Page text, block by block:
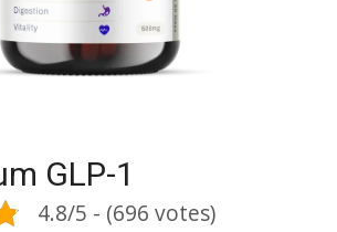
GLP-1
4.8/5 - (696 votes)